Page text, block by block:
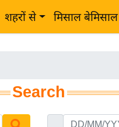
शहरों से मिसाल बेमिसाल
Search